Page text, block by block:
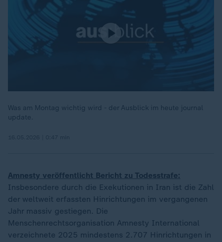
Was am Montag wichtig wird - der Ausblick im heute journal
update.
Amnesty veröffentlicht Bericht zu Todesstrafe:
Insbesondere durch die Exekutionen in Iran ist die Zahl
der weltweit erfassten Hinrichtungen im vergangenen
Jahr massiv gestiegen. Die
Menschenrechtsorganisation Amnesty International
verzeichnete 2025 mindestens 2.707 Hinrichtungen in